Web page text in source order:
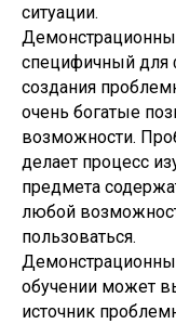
ситуации.
специфичный для
создания
очень богатые
возможности.
делает процесс
предмета
любой
пользоваться.
обучении может
источник